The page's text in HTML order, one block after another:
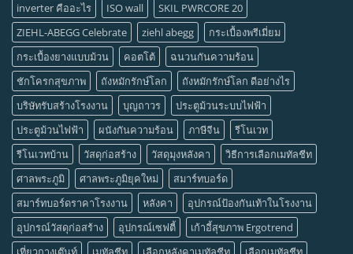
inverter คืออะไร
ISO wall
SKIL PWRCORE 20
ZIEHL-ABEGG Celebrate
ziehl abegg
กระเบื้องพรีเมี่ยม
กระเบื้องยางแบบม้วน
คอตโต้
ฉนวนกันความร้อน
ชักโครกสุขภาพ
ถังหมักรักษ์โลก
ถังหมักรักษ์โลก ดีอย่างไร
บริษัทรับสร้างโรงงาน
บุญถาวร
ประตูม้วนระบบไฟฟ้า
ประตูม้วนไฟฟ้า
ผนังกันความร้อน ภาษีจีน
รีโนเวท
รีโนเวทบ้าน
วัสดุก่อสร้าง วัสดุมุงหลังคา
วิธีการเลือกเมทัลชีท
ศาลพระภูมิ
ศาลพระภูมิยุคใหม่
สมาร์ทบอร์ด
สมาร์ทบอร์ดราคาโรงงาน
หลังคา
อุปกรณ์ป้องกันเท้าในโรงงาน
อุปกรณ์วัสดุก่อสร้าง
อุปกรณ์เซฟตี้
เก้าอี้สุขภาพ Ergotrend